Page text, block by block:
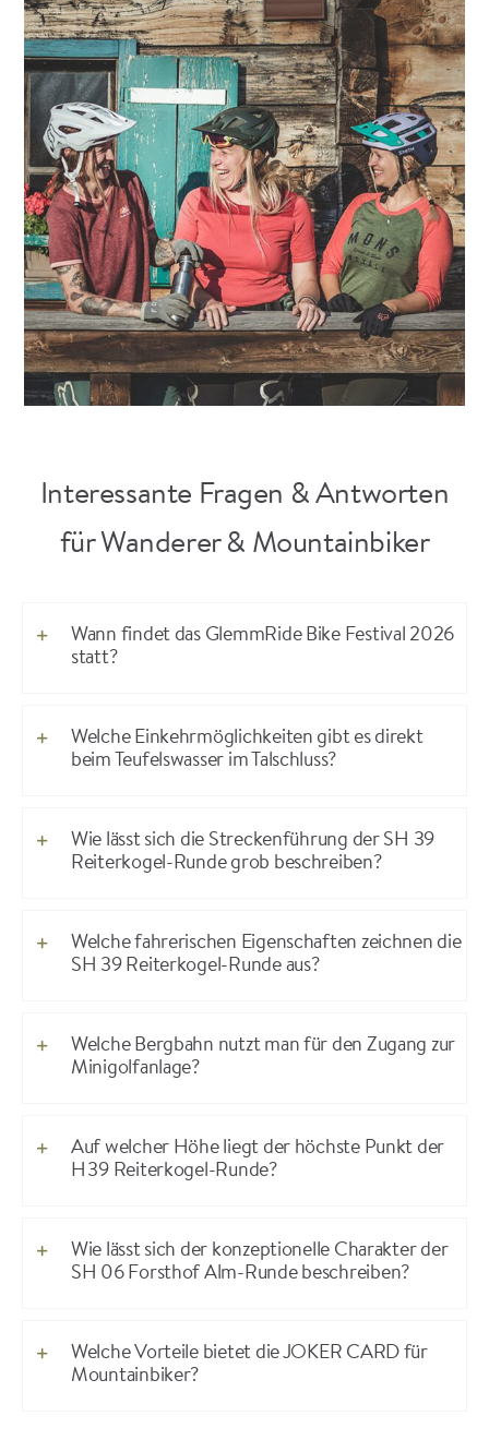
Interessante Fragen & Antworten
für Wanderer & Mountainbiker
Wann findet das GlemmRide Bike Festival 2026
statt?
Welche Einkehrmöglichkeiten gibt es direkt
beim Teufelswasser im Talschluss?
Wie lässt sich die Streckenführung der SH 39
Reiterkogel-Runde grob beschreiben?
Welche fahrerischen Eigenschaften zeichnen die
SH 39 Reiterkogel-Runde aus?
Welche Bergbahn nutzt man für den Zugang zur
Minigolfanlage?
Auf welcher Höhe liegt der höchste Punkt der
H 39 Reiterkogel-Runde?
Wie lässt sich der konzeptionelle Charakter der
SH 06 Forsthof Alm-Runde beschreiben?
Welche Vorteile bietet die JOKER CARD für
Mountainbiker?